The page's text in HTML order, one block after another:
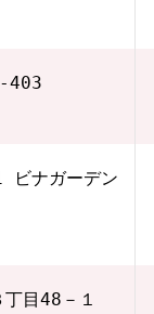
403
ビナガーデン
目48－１